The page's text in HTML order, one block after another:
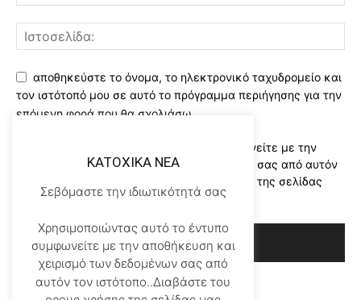
αποθηκεύστε το όνομα, το ηλεκτρονικό ταχυδρομείο και
τον ιστότοπό μου σε αυτό το πρόγραμμα περιήγησης για την
επόμενη φορά που θα σχολιάσω.
Χρησιμοποιώντας αυτό το έντυπο συμφωνείτε με την
αποθήκευση και χειρισμό των δεδομένων σας από αυτόν
τον ιστότοπο..Διαβάστε του ορους χρήσης της σελίδας
μας*
KATOXIKA NEA
Σεβόμαστε την ιδιωτικότητά σας
Χρησιμοποιώντας αυτό το έντυπο
συμφωνείτε με την αποθήκευση και
χειρισμό των δεδομένων σας από
αυτόν τον ιστότοπο..Διαβάστε του